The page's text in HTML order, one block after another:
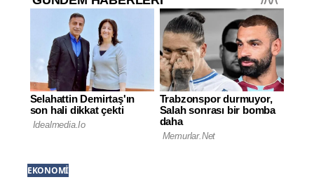
EKONOMI